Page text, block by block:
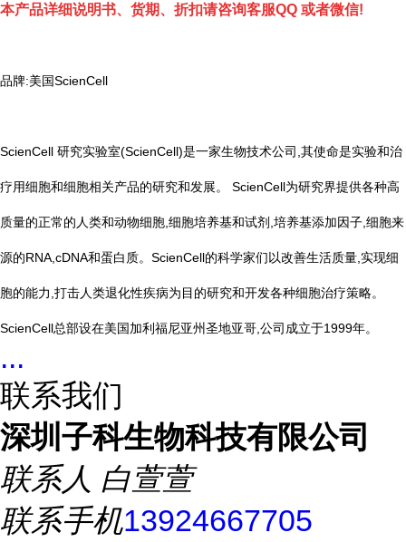
本产品详细说明书、货期、折扣请咨询客服QQ 或者微信!
品牌:美国ScienCell
ScienCell 研究实验室(ScienCell)是一家生物技术公司,其使命是实验和治
疗用细胞和细胞相关产品的研究和发展。 ScienCell为研究界提供各种高
质量的正常的人类和动物细胞,细胞培养基和试剂,培养基添加因子,细胞来
源的RNA,cDNA和蛋白质。ScienCell的科学家们以改善生活质量,实现细
胞的能力,打击人类退化性疾病为目的研究和开发各种细胞治疗策略。
ScienCell总部设在美国加利福尼亚州圣地亚哥,公司成立于1999年。
...
联系我们
深圳子科生物科技有限公司
联系人 白萱萱
联系手机13924667705